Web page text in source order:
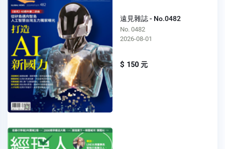
遠見雜誌 - No.0482
No. 0482
2026-08-01
$ 150 元